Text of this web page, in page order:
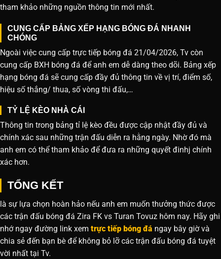
tham khảo những nguồn thông tin mới nhất.
CUNG CẤP BẢNG XẾP HẠNG BÓNG ĐÁ NHANH
CHÓNG
Ngoài việc cung cấp trực tiếp bóng đá 21/04/2026, Tv còn
cung cấp BXH bóng đá để anh em dễ dàng theo dõi. Bảng xếp
hạng bóng đá sẽ cung cấp đầy đủ thông tin về vị trí, điểm số,
hiệu số thắng/ thua, số vòng thi đấu,…
TỶ LỆ KÈO NHÀ CÁI
Thông tin trong bảng tỉ lệ kèo đều được cập nhật đầy đủ và
chính xác sau những trận đấu diễn ra hằng ngày. Nhờ đó mà
anh em có thể tham khảo để đưa ra những quyết đinhj chính
xác hơn.
TỔNG KẾT
là sự lựa chọn hoàn hảo nếu anh em muốn thưởng thức được
các trận đấu bóng đá Zira FK vs Turan Tovuz hôm nay. Hãy ghi
nhớ ngay đường link xem trực tiếp bóng đá ngay bây giờ và
chia sẻ đến bạn bè để không bỏ lỡ các trận đấu bóng đá tuyệt
vời nhất tại Tv.